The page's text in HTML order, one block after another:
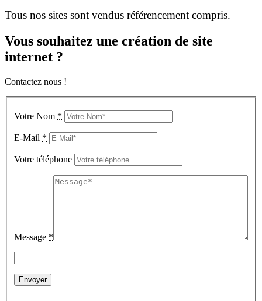
Tous nos sites sont vendus référencement compris.
Vous souhaitez une création de site
internet ?
Contactez nous !
Votre Nom *
E-Mail *
Votre téléphone
Message *